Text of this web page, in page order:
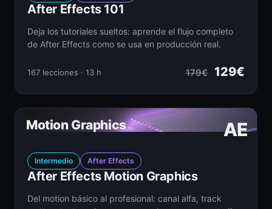
After Effects 101
Deja los tutoriales sueltos: aprende el flujo completo
de After Effects como se usa en producción real.
167 lecciones · 13 h 179€ 129€
AE
Motion Graphics
Intermedio After Effects
After Effects Motion Graphics
Del motion básico al profesional: canal alfa, track